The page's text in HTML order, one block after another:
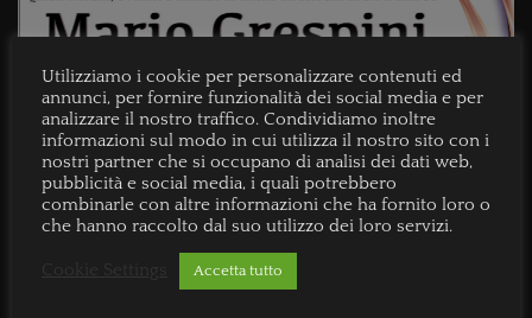
Utilizziamo i cookie per personalizzare contenuti ed
annunci, per fornire funzionalità dei social media e per
analizzare il nostro traffico. Condividiamo inoltre
informazioni sul modo in cui utilizza il nostro sito con i
nostri partner che si occupano di analisi dei dati web,
pubblicità e social media, i quali potrebbero
combinarle con altre informazioni che ha fornito loro o
che hanno raccolto dal suo utilizzo dei loro servizi.
Accetta tutto